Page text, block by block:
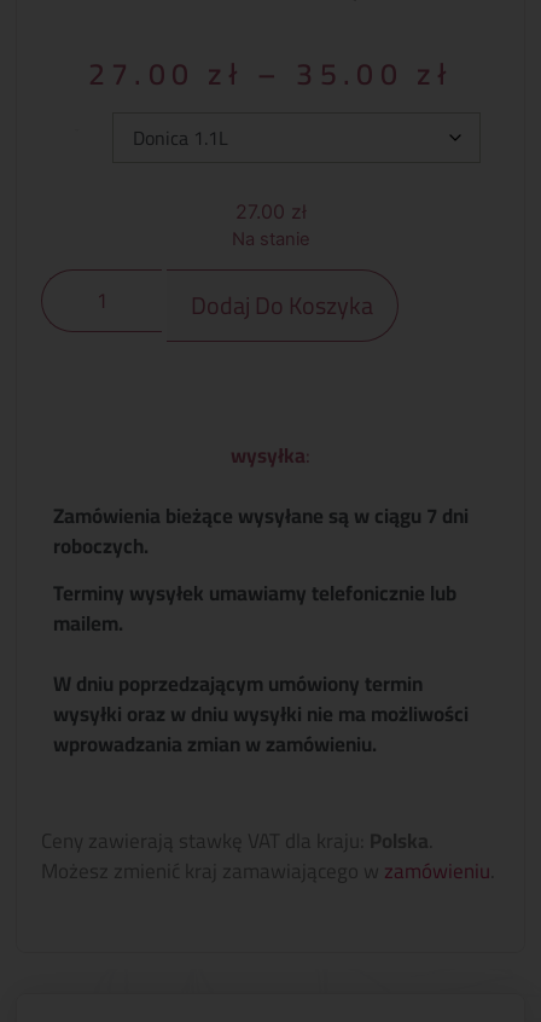
27.00 zł – 35.00 zł
27.00 zł
Na stanie
Dodaj Do Koszyka
wysyłka:
Zamówienia bieżące wysyłane są w ciągu 7 dni
roboczych.
Terminy wysyłek umawiamy telefonicznie lub
mailem.
W dniu poprzedzającym umówiony termin
wysyłki oraz w dniu wysyłki nie ma możliwości
wprowadzania zmian w zamówieniu.
Ceny zawierają stawkę VAT dla kraju: Polska
Możesz zmienić kraj zamawiającego wzamówieniu